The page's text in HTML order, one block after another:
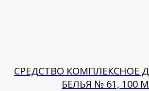
СРЕДСТВО КОМПЛЕКСНОЕ
БЕЛЬЯ № 61, 100